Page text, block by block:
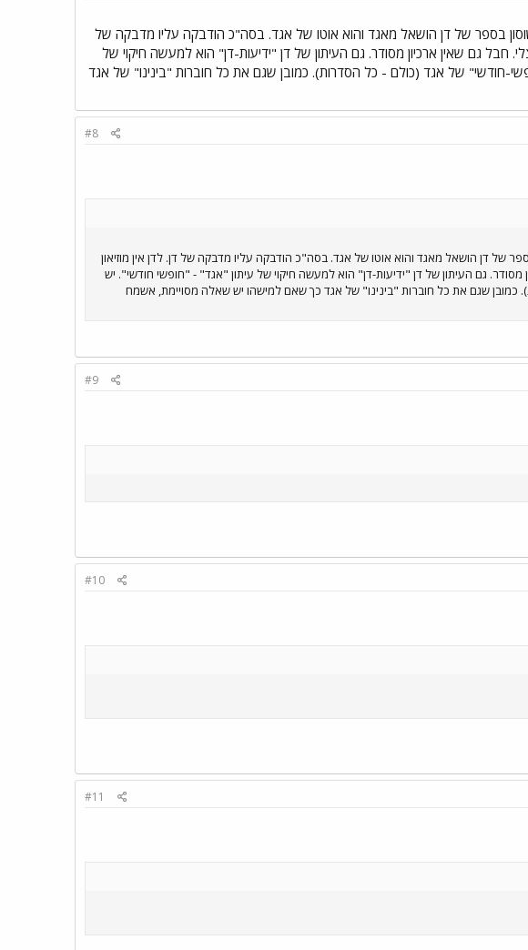
בספר של דן הושאל מאגד והוא אוטו של אגד. בסה"כ הודבקה עליו מדבקה של
טייגרים שונים. צילומי כולם אצלי. חבל גם שאין ארכיון מסודר. גם העיתון של דן "ידיעות-דן" הוא למעשה חיקוי של
חודשי". יש לי 360 גליונות של עיתון דן ו- 66 עיתוני "חופשי-חודשי" של אגד (כולם - כל הסדרות). כמובן שגם את כל חוברות "בינינו" של אגד
#8
של דן הושאל מאגד והוא אוטו של אגד. בסה"כ הודבקה עליו מדבקה של דן. לדן אין מוזיאון
גם שאין ארכיון מסודר. גם העיתון של דן "ידיעות-דן" הוא למעשה חיקוי של עיתון "אגד" - "חופשי חודשי". יש
(כולם - כל הסדרות). כמובן שגם את כל חוברות "בינינו" של אגד כך שאם למישהו יש שאלה מסויימת, אשמח
#9
#10
#11